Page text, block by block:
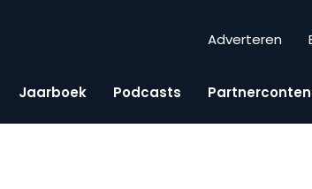
Adverteren
Jaarboek Podcasts